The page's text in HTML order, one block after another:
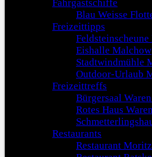
Fahrgastschiffe
Blau Weisse
Freizeittipps
Eishalle Malchow
Stadtwindmühle
Outdoor-Urlaub
Freizeittreffs
Bürgersaal
Rotes Haus
Restaurants
Restaurant